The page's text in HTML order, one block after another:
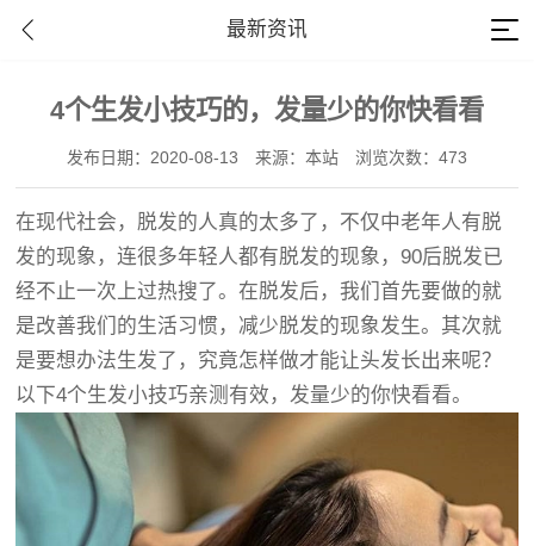
最新资讯
4个生发小技巧的，发量少的你快看看
发布日期：2020-08-13 来源：本站 浏览次数：473
在现代社会，脱发的人真的太多了，不仅中老年人有脱
发的现象，连很多年轻人都有脱发的现象，90后脱发已
经不止一次上过热搜了。在脱发后，我们首先要做的就
是改善我们的生活习惯，减少脱发的现象发生。其次就
是要想办法生发了，究竟怎样做才能让头发长出来呢？
以下4个生发小技巧亲测有效，发量少的你快看看。